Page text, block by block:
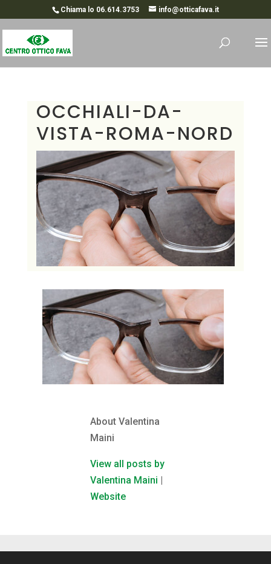
Chiama lo 06.614.3753 info@otticafava.it
OCCHIALI-DA-
VISTA-ROMA-NORD
About Valentina
Maini
View all posts by
Valentina Maini |
Website